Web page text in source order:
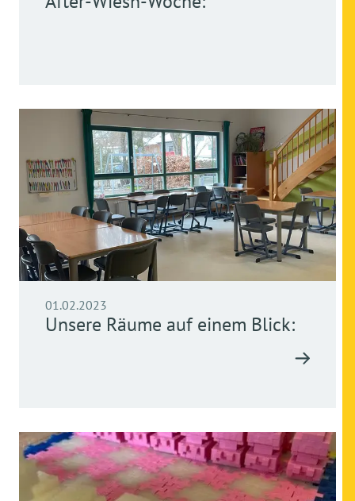
01.02.2023
Unsere Räume auf einem Blick: